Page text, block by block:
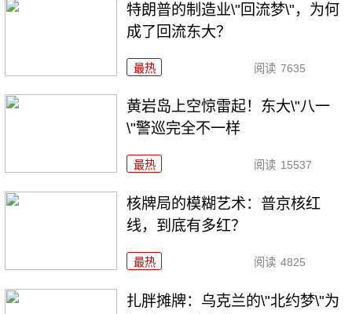
特朗普的制造业\"回流梦\"，为何
成了回流东大？
最热 阅读 7635
黄岩岛上空惊雷起！东大\"八一
\"警巡完全不一样
最热 阅读 15537
核牌局的模糊艺术：普京核红
线，到底有多红？
最热 阅读 4825
扎胖摊牌：乌克兰的\"北约梦\"为